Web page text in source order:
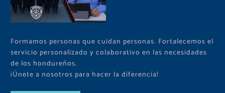
Formamos personas que cuidan personas. Fortalecemos el
servicio personalizado y colaborativo en las necesidades
de los hondureños.
¡Únete a nosotros para hacer la diferencia!